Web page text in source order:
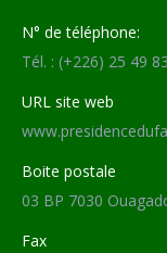
N° de téléphone:
Tél. : (+226) 25 49
URL site web
Boite postale
03 BP 7030
Fax